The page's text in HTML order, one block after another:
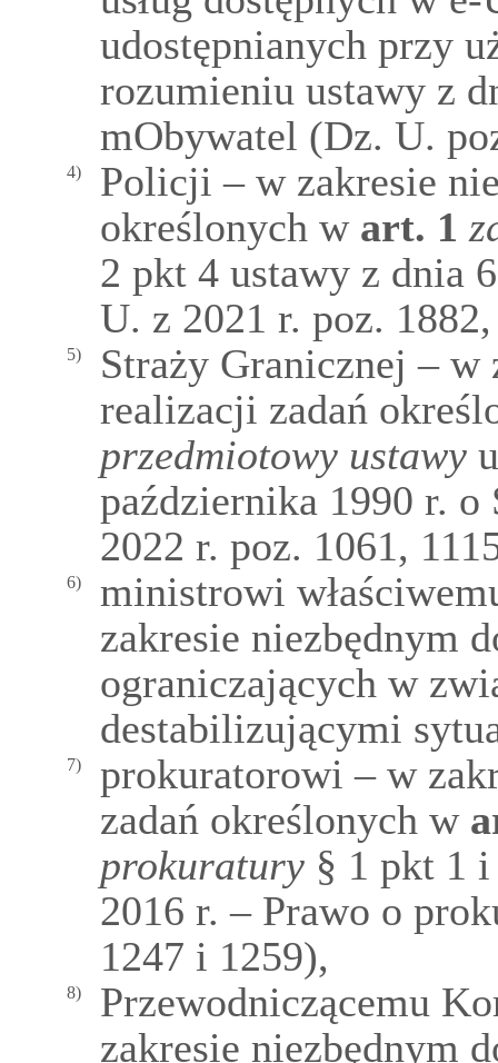
udostępnianych przy
rozumieniu ustawy z
mObywatel (Dz. U.
4)
Policji – w zakresie
określonych wart. 1
2 pkt 4 ustawy z dnia
U. z 2021 r. poz.
5)
Straży Granicznej – w
realizacji zadań
przedmiotowy ustawy
października 1990 r.
2022 r. poz. 1061,
6)
ministrowi
zakresie niezbędnym
ograniczających w
destabilizującymi
7)
prokuratorowi – w
zadań określonych w
prokuratury § 1 pkt 1
2016 r. – Prawo o
1247 i 1259),
8)
Przewodniczącemu
zakresie niezbędnym